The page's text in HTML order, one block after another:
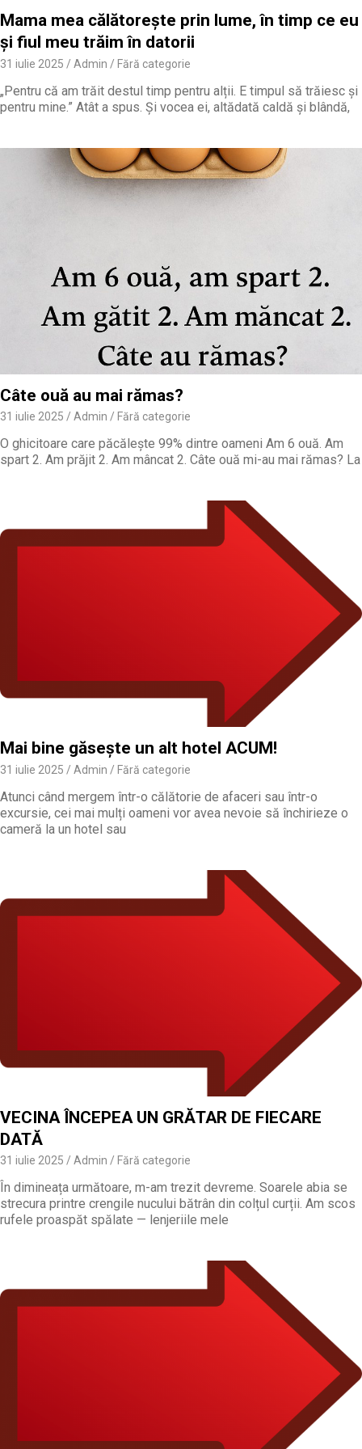
Mama mea călătorește prin lume, în timp ce eu
și fiul meu trăim în datorii
31 iulie 2025 Admin Fără categorie
„Pentru că am trăit destul timp pentru alții. E timpul să trăiesc și
pentru mine.” Atât a spus. Și vocea ei, altădată caldă și blândă,
Câte ouă au mai rămas?
31 iulie 2025 Admin Fără categorie
O ghicitoare care păcălește 99% dintre oameni Am 6 ouă. Am
spart 2. Am prăjit 2. Am mâncat 2. Câte ouă mi-au mai rămas? La
Mai bine găsește un alt hotel ACUM!
31 iulie 2025 Admin Fără categorie
Atunci când mergem într-o călătorie de afaceri sau într-o
excursie, cei mai mulți oameni vor avea nevoie să închirieze o
cameră la un hotel sau
VECINA ÎNCEPEA UN GRĂTAR DE FIECARE
DATĂ
31 iulie 2025 Admin Fără categorie
În dimineața următoare, m-am trezit devreme. Soarele abia se
strecura printre crengile nucului bătrân din colțul curții. Am scos
rufele proaspăt spălate — lenjeriile mele